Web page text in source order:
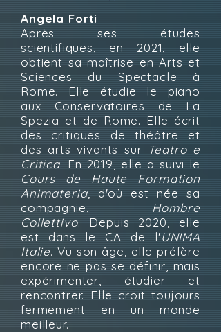
Angela Forti
Après ses études
scientifiques, en 2021, elle
obtient sa maîtrise en Arts et
Sciences du Spectacle à
Rome. Elle étudie le piano
aux Conservatoires de La
Spezia et de Rome. Elle écrit
des critiques de théâtre et
des arts vivants sur Teatro e
Critica. En 2019, elle a suivi le
Cours de Haute Formation
Animateria, d'où est née sa
compagnie,
Hombre
Collettivo. Depuis 2020, elle
est dans le CA de l'UNIMA
Italie. Vu son âge, elle préfère
encore ne pas se définir, mais
expérimenter, étudier et
rencontrer. Elle croit toujours
fermement en un monde
meilleur.